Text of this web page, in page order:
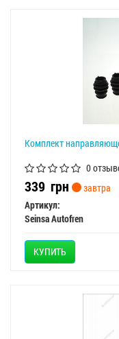
Комплект
0
339 грн
завтра
Артикул:
Seinsa Autofren
КУПИТЬ